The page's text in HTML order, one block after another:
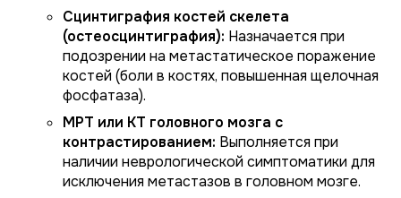
Сцинтиграфия костей скелета
(остеосцинтиграфия): Назначается при
подозрении на метастатическое поражение
костей (боли в костях, повышенная щелочная
фосфатаза).
МРТ или КТ головного мозга с
контрастированием: Выполняется при
наличии неврологической симптоматики для
исключения метастазов в головном мозге.